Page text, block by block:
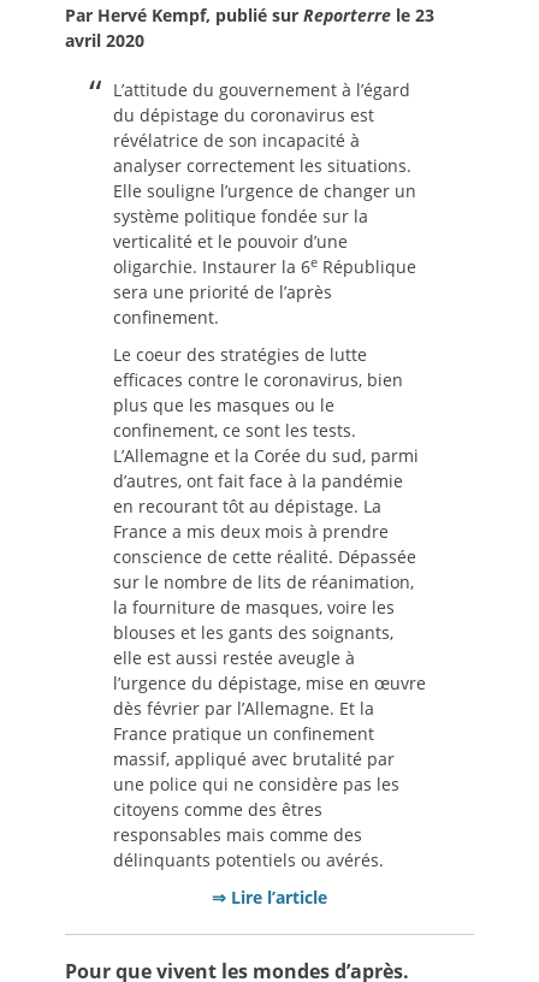
Par Hervé Kempf, publié sur Reporterre le 23
avril 2020
L’attitude du gouvernement à l’égard
du dépistage du coronavirus est
révélatrice de son incapacité à
analyser correctement les situations.
Elle souligne l’urgence de changer un
système politique fondée sur la
verticalité et le pouvoir d’une
oligarchie. Instaurer la 6e République
sera une priorité de l’après
confinement.
Le coeur des stratégies de lutte
efficaces contre le coronavirus, bien
plus que les masques ou le
confinement, ce sont les tests.
L’Allemagne et la Corée du sud, parmi
d’autres, ont fait face à la pandémie
en recourant tôt au dépistage. La
France a mis deux mois à prendre
conscience de cette réalité. Dépassée
sur le nombre de lits de réanimation,
la fourniture de masques, voire les
blouses et les gants des soignants,
elle est aussi restée aveugle à
l’urgence du dépistage, mise en œuvre
dès février par l’Allemagne. Et la
France pratique un confinement
massif, appliqué avec brutalité par
une police qui ne considère pas les
citoyens comme des êtres
responsables mais comme des
délinquants potentiels ou avérés.
⇒ Lire l’article
Pour que vivent les mondes d’après.